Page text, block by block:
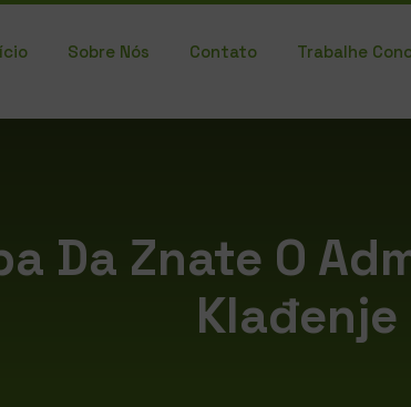
Sobre Nós Contato Trabalhe
Da Znate O
Klađenje